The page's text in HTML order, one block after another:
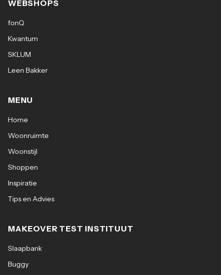
WEBSHOPS
fonQ
Kwantum
SKLUM
Leen Bakker
MENU
Home
Woonruimte
Woonstijl
Shoppen
Inspiratie
Tips en Advies
MAKEOVER TEST INSTITUUT
Slaapbank
Buggy